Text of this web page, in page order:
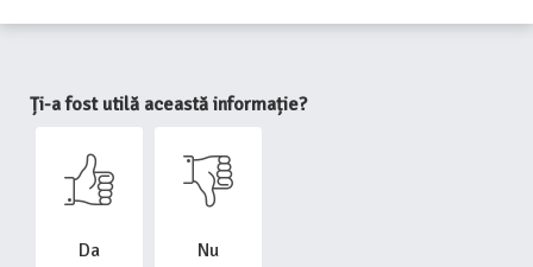
Ți-a fost utilă această informație?
Da Nu